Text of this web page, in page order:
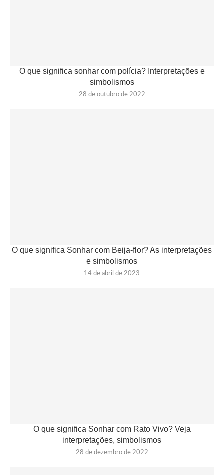
O que significa sonhar com polícia? Interpretações e
simbolismos
28 de outubro de 2022
O que significa Sonhar com Beija-flor? As interpretações
e simbolismos
14 de abril de 2023
O que significa Sonhar com Rato Vivo? Veja
interpretações, simbolismos
28 de dezembro de 2022